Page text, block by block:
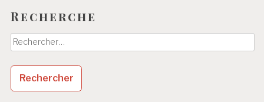
Recherche
Rechercher :